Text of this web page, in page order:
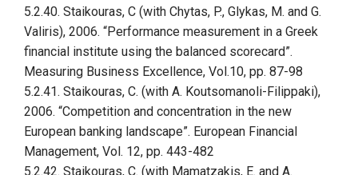
5.2.40. Staikouras, C (with Chytas, P., Glykas, M. and G.
Valiris), 2006. “Performance measurement in a Greek
financial institute using the balanced scorecard”.
Measuring Business Excellence, Vol.10, pp. 87-98
5.2.41. Staikouras, C. (with A. Koutsomanoli-Filippaki),
2006. “Competition and concentration in the new
European banking landscape”. European Financial
Management, Vol. 12, pp. 443-482
5.2.42. Staikouras, C. (with Mamatzakis, E. and A.